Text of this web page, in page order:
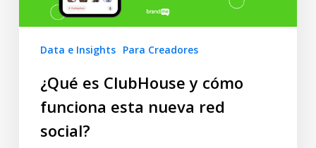
Data e Insights Para Creadores
¿Qué es ClubHouse y cómo
funciona esta nueva red
social?